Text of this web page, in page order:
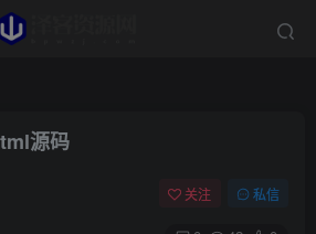
源码
关注 私信